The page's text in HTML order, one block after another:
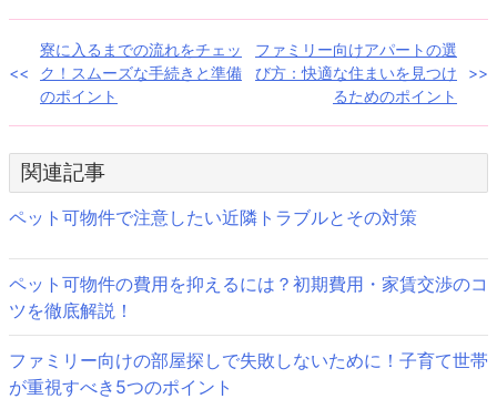
開
ま
す)
し
ウ
ン
ド
ウ
開
ま
す)
ナ
ビ
ゲ
ー
シ
ョ
ン
寮に入るまでの流れをチェッ
ク！スムーズな手続きと準備
のポイント
ファミリー向けアパートの選
び方：快適な住まいを見つけ
るためのポイント
関連記事
ペット可物件で注意したい近隣トラブルとその対策
ペット可物件の費用を抑えるには？初期費用・家賃交渉のコ
ツを徹底解説！
ファミリー向けの部屋探しで失敗しないために！子育て世帯
が重視すべき5つのポイント